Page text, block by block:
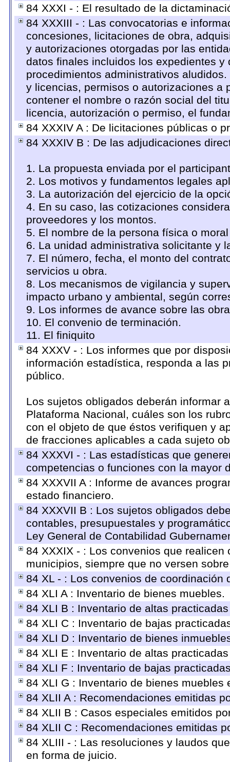
84 XXXI - : El resultado de la
84 XXXIII - : Las convocatorias e
concesiones, licitaciones de obra,
y autorizaciones otorgadas por las
datos finales incluidos los expedientes
procedimientos administrativos
y licencias, permisos o autorizaciones a
contener el nombre o razón social del
licencia, autorización o permiso, el
84 XXXIV A : De licitaciones públicas o
84 XXXIV B : De las adjudicaciones
1. La propuesta enviada por el
2. Los motivos y fundamentos legales
3. La autorización del ejercicio de la
4. En su caso, las cotizaciones
proveedores y los montos.
5. El nombre de la persona física o
6. La unidad administrativa solicitante y
7. El número, fecha, el monto del
servicios u obra.
8. Los mecanismos de vigilancia y
impacto urbano y ambiental, según
9. Los informes de avance sobre las
10. El convenio de terminación.
11. El finiquito
84 XXXV - : Los informes que por
información estadística, responda a las
público.
Los sujetos obligados deberán informar
Plataforma Nacional, cuáles son los
con el objeto de que éstos verifiquen y
de fracciones aplicables a cada sujeto
84 XXXVI - : Las estadísticas que
competencias o funciones con la mayor
84 XXXVII A : Informe de avances
estado financiero.
84 XXXVII B : Los sujetos obligados
contables, presupuestales y
Ley General de Contabilidad
84 XXXIX - : Los convenios que
municipios, siempre que no versen
84 XL - : Los convenios de
84 XLI A : Inventario de bienes muebles.
84 XLI B : Inventario de altas
84 XLI C : Inventario de bajas
84 XLI D : Inventario de bienes
84 XLI E : Inventario de altas
84 XLI F : Inventario de bajas
84 XLI G : Inventario de bienes muebles
84 XLII A : Recomendaciones emitidas
84 XLII B : Casos especiales emitidos
84 XLII C : Recomendaciones emitidas
84 XLIII - : Las resoluciones y laudos
en forma de juicio.